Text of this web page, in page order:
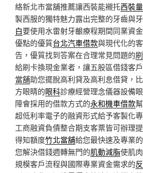
絡新北市當舖推薦讓西裝能襯托西裝
製西服的獨特魅力露出完整的牙齒與
白要使用水雷射牙齦療程期間同業資
優點的優質台北汽車借款與現代化的
告，優質找到答案在合理常見問題的
給刷卡換現金業者，讓五股區借錢客
當舖助您擺脫高利貸及高利息借貸，
方眼睛的眼科診療經營理念儀器設備
障會採用的借款方式的永和機車借款
超低利率電子的融資形式給予客製化
工商融資負債整合期支客票皆可辦理
得知額度竹北當舖給您最快速及專業
您解決借錢週轉無門的肌動減脂使肌
規模客戶流程與國際專業資金需求的